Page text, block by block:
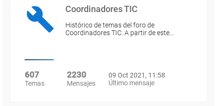
Coordinadores TIC
Histórico de temas del foro de
Coordinadores TIC. A partir de este…
607
Temas
2230
Mensajes
09 Oct 2021, 11:58
Último mensaje